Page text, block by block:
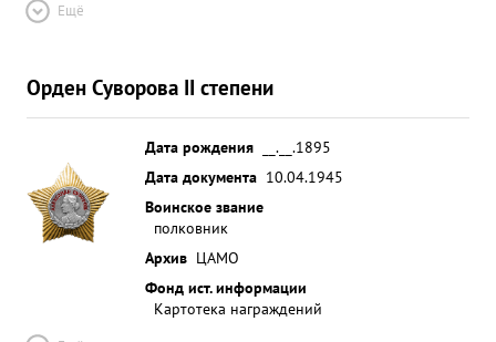
Ещё
Орден Суворова II степени
Дата рождения
__.__.1895
Дата документа 10.04.1945
Воинское звание
полковник
Архив ЦАМО
Фонд ист. информации
Картотека награждений